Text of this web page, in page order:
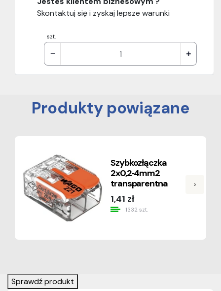
szt.
Skontaktuj się i zyskaj lepsze warunki
Produkty powiązane
Szybkozłączka
2x0,2‑4mm2
transparentna
1332 szt.
1,41 zł
›
Sprawdź produkt